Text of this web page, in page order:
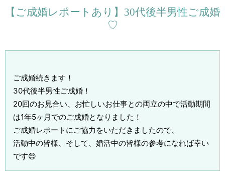
【ご成婚レポートあり】30代後半男性ご成婚
♡
ご成婚続きます！
30代後半男性ご成婚！
20回のお見合い、お忙しいお仕事との両立の中で活動期間
は1年5ヶ月でのご成婚となりました！
ご成婚レポートにご協力をいただきましたので、
活動中の皆様、そして、婚活中の皆様の参考になれば幸い
です😌